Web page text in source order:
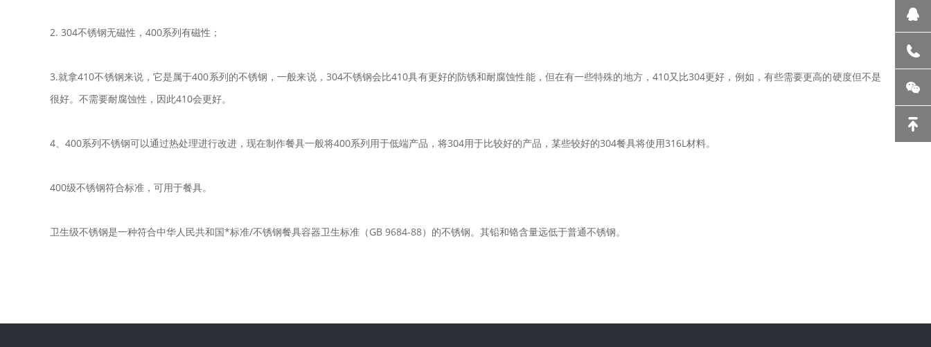
2. 304不锈钢无磁性，400系列有磁性；
3.就拿410不锈钢来说，它是属于400系列的不锈钢，一般来说，304不锈钢会比410具有更好的防锈和耐腐蚀性能，但在有一些特殊的地方，410又比304更好，例如，有些需要更高的硬度但不是
很好。不需要耐腐蚀性，因此410会更好。
4、400系列不锈钢可以通过热处理进行改进，现在制作餐具一般将400系列用于低端产品，将304用于比较好的产品，某些较好的304餐具将使用316L材料。
400级不锈钢符合标准，可用于餐具。
卫生级不锈钢是一种符合中华人民共和国*标准/不锈钢餐具容器卫生标准（GB 9684-88）的不锈钢。其铅和铬含量远低于普通不锈钢。